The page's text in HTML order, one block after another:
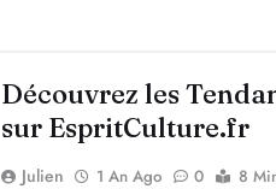
Découvrez les
sur EspritCulture.fr
Julien 1 An Ago 0
8